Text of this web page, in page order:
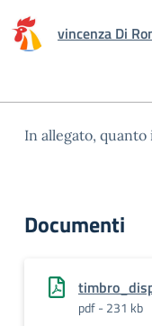
vincenza Di
In allegato,
Documenti
pdf - 231 kb